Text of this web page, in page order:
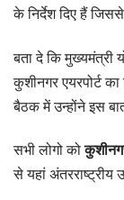
के निर्देश दिए हैं
बता दे कि मुख्यमंत्री
कुशीनगर एयरपोर्ट
बैठक में उन्होंने इस
सभी लोगो को
से यहां अंतरराष्ट्रीय